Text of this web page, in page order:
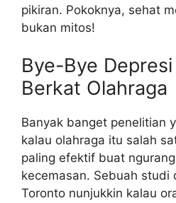
pikiran. Pokoknya, sehat
bukan mitos!
Bye-Bye
Berkat Olahraga
Banyak banget penelitian
kalau olahraga itu salah
paling efektif buat
kecemasan. Sebuah studi
Toronto nunjukkin kalau